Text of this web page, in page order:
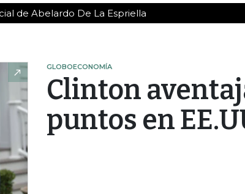
de Abelardo De La Espriella
GLOBOECONOMÍA
Clinton
puntos en